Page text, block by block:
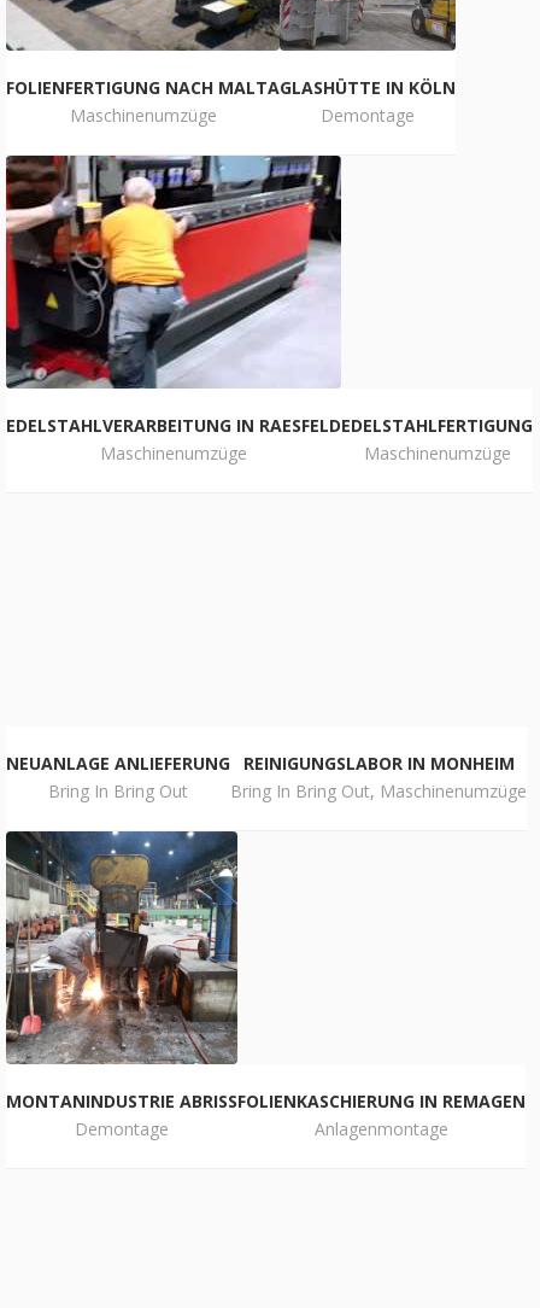
FOLIENFERTIGUNG NACH MALTA
Maschinenumzüge
GLASHÜTTE IN KÖLN
Demontage
EDELSTAHLVERARBEITUNG IN RAESFELD
Maschinenumzüge
EDELSTAHLFERTIGUNG
Maschinenumzüge
NEUANLAGE ANLIEFERUNG
Bring In Bring Out
REINIGUNGSLABOR IN MONHEIM
Bring In Bring Out, Maschinenumzüge
MONTANINDUSTRIE ABRISS
Demontage
FOLIENKASCHIERUNG IN REMAGEN
Anlagenmontage